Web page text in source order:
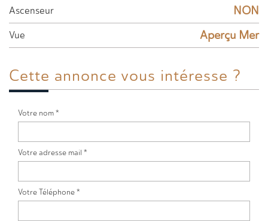
Ascenseur NON
Vue Aperçu Mer
Cette annonce vous intéresse ?
Votre nom *
Votre adresse mail *
Votre Téléphone *